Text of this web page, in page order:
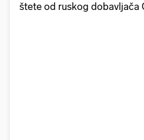
štete od ruskog dobavljača